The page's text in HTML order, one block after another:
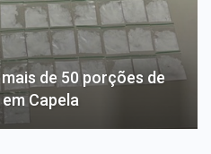
de 50 porções de
Capela